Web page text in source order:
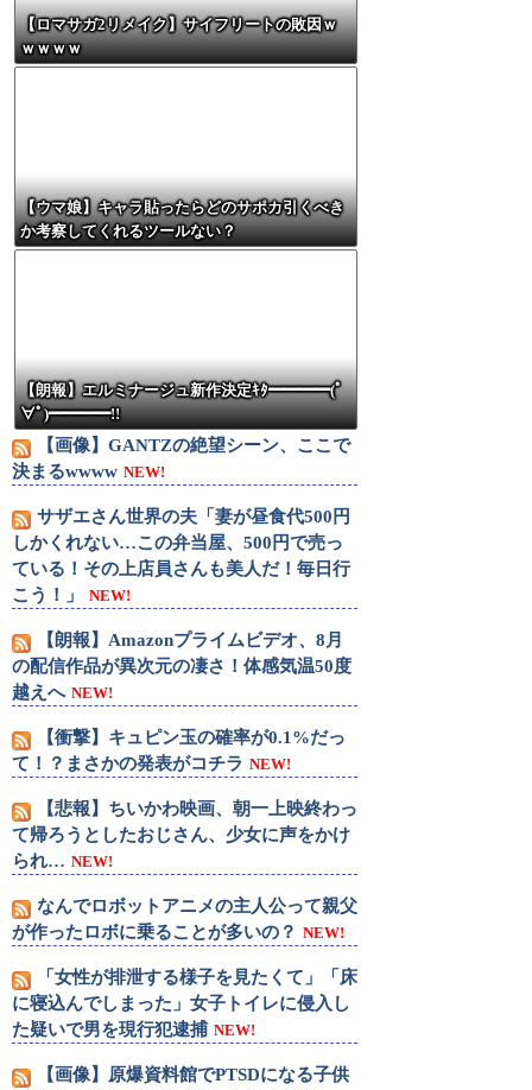
【ロマサガ2リメイク】サイフリートの敗因ｗ
ｗｗｗｗ
【ウマ娘】キャラ貼ったらどのサポカ引くべき
か考察してくれるツールない？
【朗報】エルミナージュ新作決定ｷﾀ━━━━(ﾟ
∀ﾟ)━━━━!!
【画像】GANTZの絶望シーン、ここで
決まるwwww NEW!
サザエさん世界の夫「妻が昼食代500円
しかくれない…この弁当屋、500円で売っ
ている！その上店員さんも美人だ！毎日行
こう！」
NEW!
【朗報】Amazonプライムビデオ、8月
の配信作品が異次元の凄さ！体感気温50度
越えへ NEW!
【衝撃】キュピン玉の確率が0.1%だっ
て！？まさかの発表がコチラ NEW!
【悲報】ちいかわ映画、朝一上映終わっ
て帰ろうとしたおじさん、少女に声をかけ
られ… NEW!
なんでロボットアニメの主人公って親父
が作ったロボに乗ることが多いの？ NEW!
「女性が排泄する様子を見たくて」「床
に寝込んでしまった」女子トイレに侵入し
た疑いで男を現行犯逮捕 NEW!
【画像】原爆資料館でPTSDになる子供